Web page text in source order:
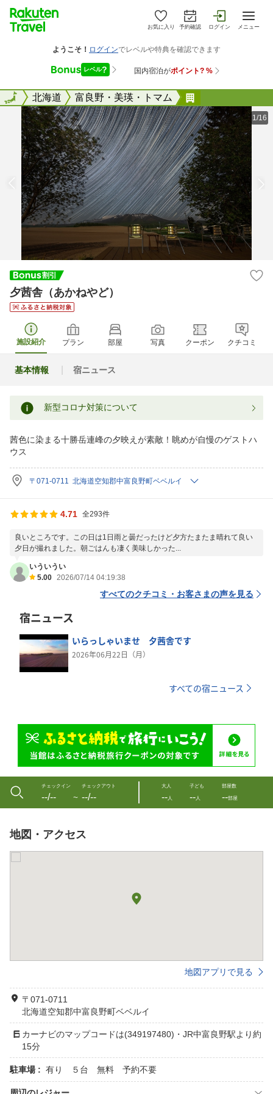
お気に入り 予約確認 ログイン メニュー
全国北海道 富良野・美瑛・トマム
全国
1/16
夕茜舎（あかねやど）
施設紹介 プラン 部屋 写真 クーポン クチコミ
基本情報 宿ニュース
新型コロナ対策について
茜色に染まる十勝岳連峰の夕映えが素敵！眺めが自慢のゲストハ
ウス
〒071-0711 北海道空知郡中富良野町ベベルイ
4.71 全293件
良いところです。この日は1日雨と曇だったけど夕方たまたま晴れて良い
夕日が撮れました。朝ごはんも凄く美味しかった...
いういうい
5.00 2026/07/14 04:19:38
すべてのクチコミ・お客さまの声を見る
宿ニュース
いらっしゃいませ 夕茜舎です
2026年06月22日（月）
すべての宿ニュース
チェックイン
--/-- 〜
チェックアウト
--/--
大人
--人
子ども
--人
部屋数
--部屋
地図・アクセス
地図アプリで見る
〒071-0711
北海道空知郡中富良野町ベベルイ
カーナビのマップコードは(349197480)・JR中富良野駅より約
15分
駐車場 : 有り ５台 無料 予約不要